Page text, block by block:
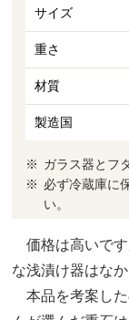
サイズ
重さ
材質
製造国
ガラス器とフ
必ず冷蔵庫に
い。
価格は高いです
な浅漬け器はな
本品を考案した